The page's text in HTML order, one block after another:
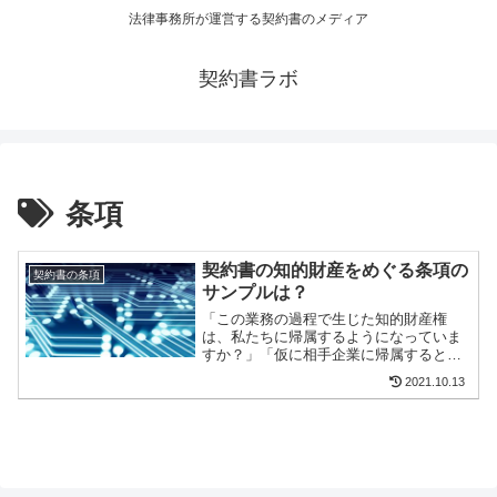
法律事務所が運営する契約書のメディア
契約書ラボ
条項
契約書の条項
契約書の知的財産をめぐる条項の
サンプルは？
「この業務の過程で生じた知的財産権
は、私たちに帰属するようになっていま
すか？」「仮に相手企業に帰属するとし
ても、将来的に私達が利用できるように
なっているでしょうか？」弁護士とし
2021.10.13